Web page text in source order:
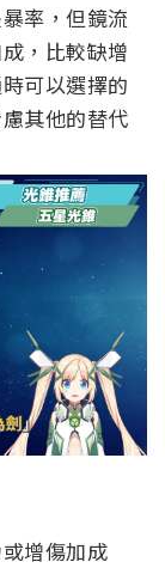
率，但鏡流
，比較缺增
可以選擇的
其他的替代
增傷加成